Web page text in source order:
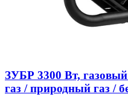
ЗУБР 3300 Вт,
газ / природный газ /